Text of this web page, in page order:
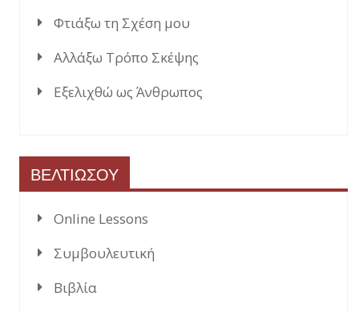
Φτιάξω τη Σχέση μου
Αλλάξω Τρόπο Σκέψης
Εξελιχθώ ως Άνθρωπος
ΒΕΛΤΙΩΣΟΥ
Online Lessons
Συμβουλευτική
Βιβλία